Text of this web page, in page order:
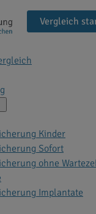
Vergleich
Kinder
Sofort
ohne
Implantate